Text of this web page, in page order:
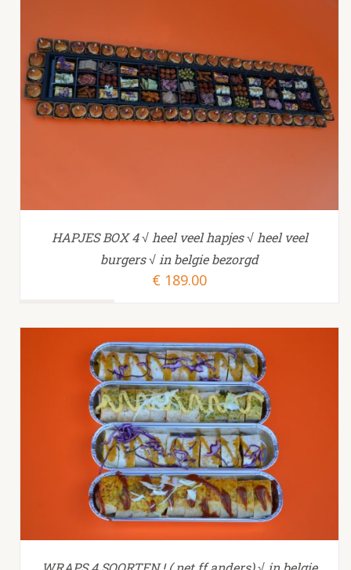
TOEVOEGEN AAN WINKELWAGEN /
HAPJES BOX 4 √ heel veel hapjes √ heel veel
burgers √ in belgie bezorgd
€ 189.00
TOEVOEGEN AAN WINKELWAGEN